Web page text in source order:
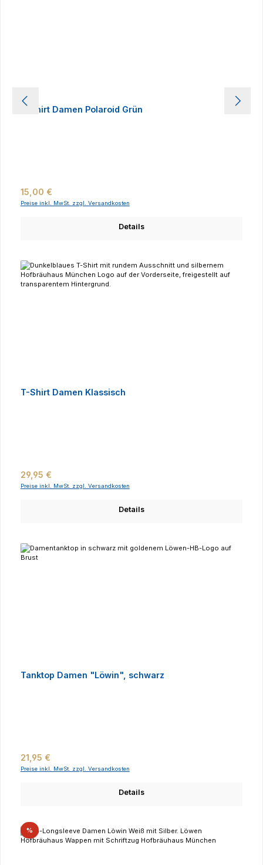
T-Shirt Damen Polaroid Grün
Regulärer Preis:
15,00 €
Preise inkl. MwSt. zzgl. Versandkosten
Details
T-Shirt Damen Klassisch
Regulärer Preis:
29,95 €
Preise inkl. MwSt. zzgl. Versandkosten
Details
Tanktop Damen "Löwin", schwarz
Regulärer Preis:
21,95 €
Preise inkl. MwSt. zzgl. Versandkosten
Details
%Rabatt